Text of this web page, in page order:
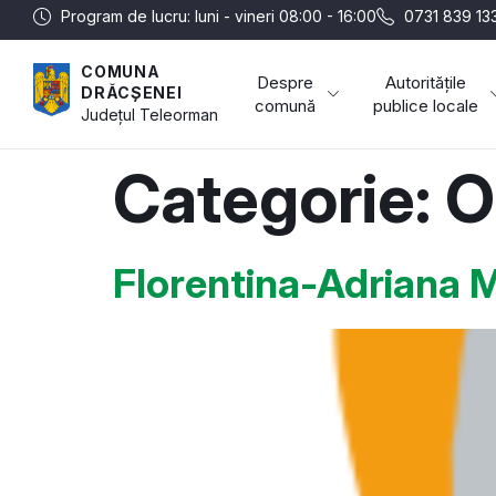
Program de lucru: luni - vineri 08:00 - 16:00 0731 839
COMUNA
DRĂCȘENEI
Județul Teleorman
Despre
comună
Autoritățile
publice locale
Categorie:
Florentina-Adriana